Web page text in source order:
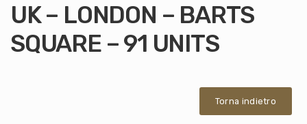
UK – LONDON – BARTS
SQUARE – 91 UNITS
Torna indietro